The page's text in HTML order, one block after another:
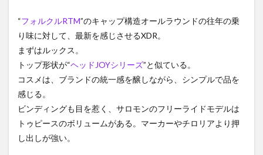
“フォルクルRTM”のキャップ構造オールラウンドの往年の乗
り味に対して、最新を感じさせるXDR。
まずはルックス。
トップ形状が“ヘッドJOYシリーズ”と似ている。
コスメは、ブランドの統一感を醸しながら、シンプルで品を
感じる。
ビンディングも目を惹く、サロモンのフリーライドモデルは
トゥピースのボリュームがある。マーカーやチロリアより押
し出しが強い。